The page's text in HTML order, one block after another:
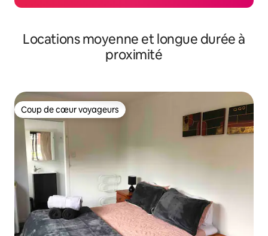
Locations moyenne et longue durée à
proximité
Coup de cœur voyageurs
Coup de cœur voyageurs